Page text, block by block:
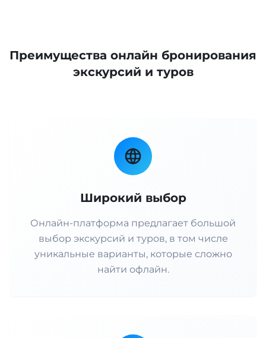
Преимущества онлайн бронирования
экскурсий и туров
Широкий выбор
Онлайн-платформа предлагает большой
выбор экскурсий и туров, в том числе
уникальные варианты, которые сложно
найти офлайн.